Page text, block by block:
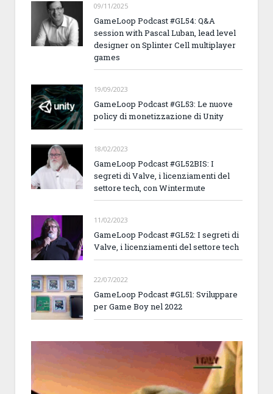
09/11/2025
GameLoop Podcast #GL54: Q&A
session with Pascal Luban, lead level
designer on Splinter Cell multiplayer
games
19/09/2023
GameLoop Podcast #GL53: Le nuove
policy di monetizzazione di Unity
18/02/2023
GameLoop Podcast #GL52BIS: I
segreti di Valve, i licenziamenti del
settore tech, con Wintermute
11/02/2023
GameLoop Podcast #GL52: I segreti di
Valve, i licenziamenti del settore tech
22/07/2022
GameLoop Podcast #GL51: Sviluppare
per Game Boy nel 2022